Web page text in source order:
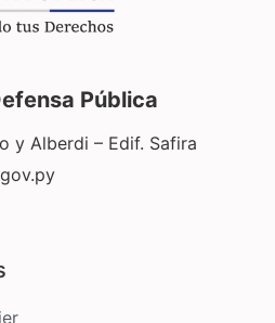
Pública
y Alberdi – Edif. Safira